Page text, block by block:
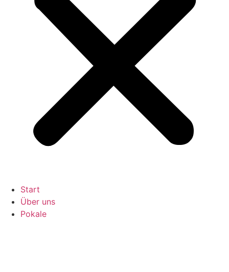
Start
Über uns
Pokale